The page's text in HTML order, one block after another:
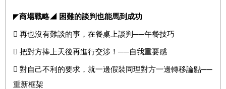
◤商場戰略◢ 困難的談判也能馬到成功
 再也沒有難談的事，在餐桌上談判──午餐技巧
 把對方捧上天後再進行交涉！──自我重要感
 對自己不利的要求，就一邊假裝同理對方一邊轉移論點──
重新框架